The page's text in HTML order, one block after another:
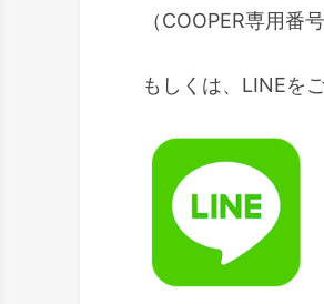
（COOPER専用番号
もしくは、LINEを